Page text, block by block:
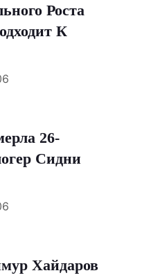
Роста
К
26-
Сидни
Хайдаров